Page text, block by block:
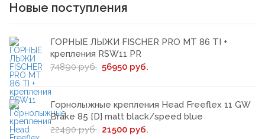
Новые поступления
ГОРНЫЕ ЛЫЖИ FISCHER PRO MT 86 TI +
крепления RSW11 PR
74890 руб. 56950 руб.
Горнолыжные крепления Head Freeflex 11 GW
Brake 85 [D] matt black/speed blue
22490 руб. 21500 руб.